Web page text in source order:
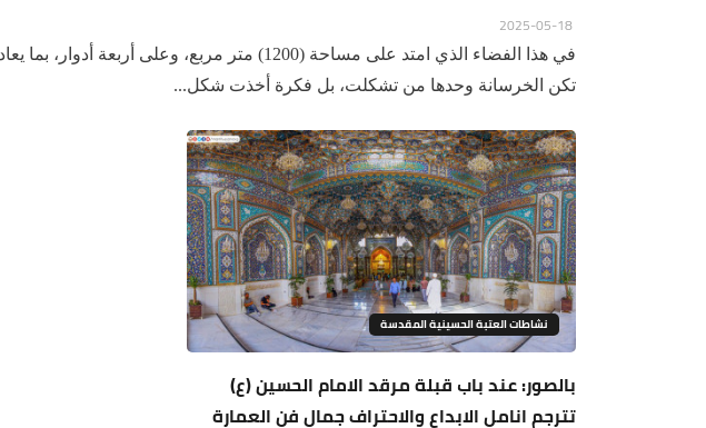
تكن الخرسانة وحدها من تشكلت، بل فكرة أخذت شكل...
نشاطات العتبة الحسينية المقدسة
بالصور: عند باب قبلة مرقد الامام الحسين (ع)
تترجم انامل الابداع والاحتراف جمال فن العمارة